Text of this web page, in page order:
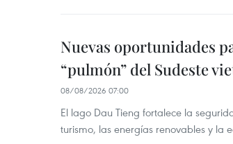
Nuevas oportunidades
“pulmón” del Sudeste
08/08/2026 07:00
El lago Dau Tieng fortalece la
turismo, las energías renovables y la